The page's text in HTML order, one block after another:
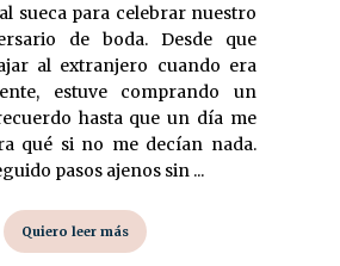
sueca para celebrar nuestro
de boda. Desde que
al extranjero cuando era
estuve comprando un
hasta que un día me
qué si no me decían nada.
pasos ajenos sin ...
Quiero leer más